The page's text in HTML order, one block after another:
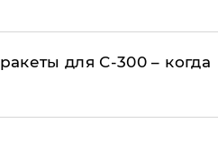
для С-300 – когда